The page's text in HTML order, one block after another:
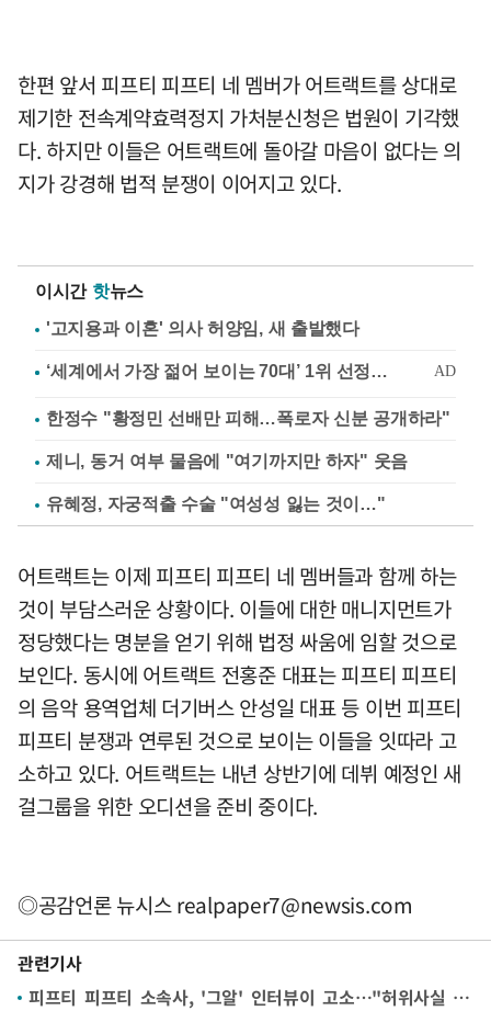
한편 앞서 피프티 피프티 네 멤버가 어트랙트를 상대로
제기한 전속계약효력정지 가처분신청은 법원이 기각했
다. 하지만 이들은 어트랙트에 돌아갈 마음이 없다는 의
지가 강경해 법적 분쟁이 이어지고 있다.
이시간 핫뉴스
'고지용과 이혼' 의사 허양임, 새 출발했다
한정수 "황정민 선배만 피해…폭로자 신분 공개하라"
제니, 동거 여부 물음에 "여기까지만 하자" 웃음
유혜정, 자궁적출 수술 "여성성 잃는 것이…"
어트랙트는 이제 피프티 피프티 네 멤버들과 함께 하는
것이 부담스러운 상황이다. 이들에 대한 매니지먼트가
정당했다는 명분을 얻기 위해 법정 싸움에 임할 것으로
보인다. 동시에 어트랙트 전홍준 대표는 피프티 피프티
의 음악 용역업체 더기버스 안성일 대표 등 이번 피프티
피프티 분쟁과 연루된 것으로 보이는 이들을 잇따라 고
소하고 있다. 어트랙트는 내년 상반기에 데뷔 예정인 새
걸그룹을 위한 오디션을 준비 중이다.
◎공감언론 뉴시스realpaper7@newsis.com
관련기사
피프티 피프티 소속사, '그알' 인터뷰이 고소…"허위사실 명예훼손"